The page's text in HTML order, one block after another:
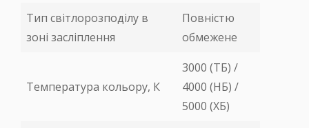
Тип світлорозподілу в
зоні засліплення
Повністю
обмежене
Температура кольору, К
3000 (ТБ) /
4000 (НБ) /
5000 (ХБ)